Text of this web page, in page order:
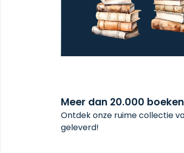
Meer dan 20.000
Ontdek onze ruime collectie
geleverd!